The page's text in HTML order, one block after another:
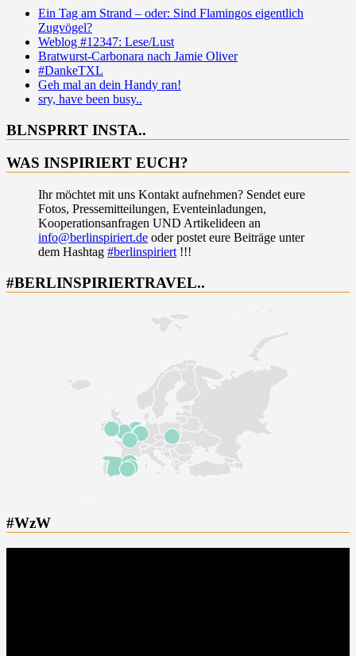
Ein Tag am Strand – oder: Sind Flamingos eigentlich
Zugvögel?
Weblog #12347: Lese/Lust
Bratwurst-Carbonara nach Jamie Oliver
#DankeTXL
Geh mal an dein Handy ran!
sry, have been busy..
BLNSPRRT INSTA..
WAS INSPIRIERT EUCH?
Ihr möchtet mit uns Kontakt aufnehmen? Sendet eure
Fotos, Pressemitteilungen, Eventeinladungen,
Kooperationsanfragen UND Artikelideen an
info@berlinspiriert.de oder postet eure Beiträge unter
dem Hashtag #berlinspiriert !!!
#BERLINSPIRIERTRAVEL..
#WzW